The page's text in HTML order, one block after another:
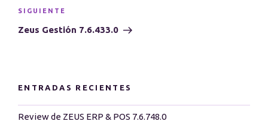
Siguiente
entrada
SIGUIENTE
Zeus Gestión 7.6.433.0
ENTRADAS RECIENTES
Review de ZEUS ERP & POS 7.6.748.0